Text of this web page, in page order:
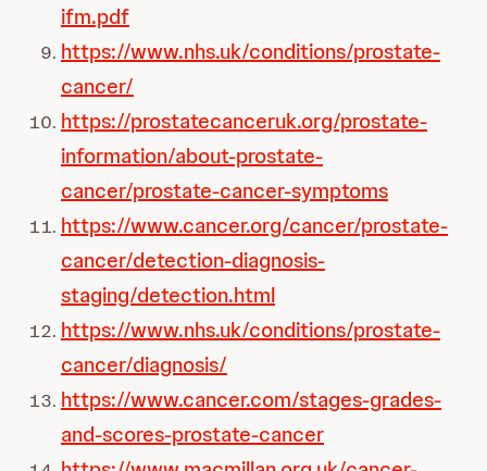
ifm.pdf
https://www.nhs.uk/conditions/prostate-
cancer/
https://prostatecanceruk.org/prostate-
information/about-prostate-
cancer/prostate-cancer-symptoms
https://www.cancer.org/cancer/prostate-
cancer/detection-diagnosis-
staging/detection.html
https://www.nhs.uk/conditions/prostate-
cancer/diagnosis/
https://www.cancer.com/stages-grades-
and-scores-prostate-cancer